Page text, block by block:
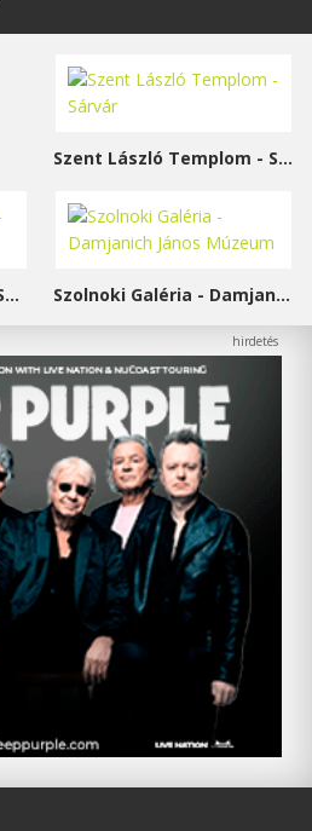
Szent László Templom - Sárvár
Református templom - Salgótarján Szolnoki Galéria - Damjanich János Múzeum